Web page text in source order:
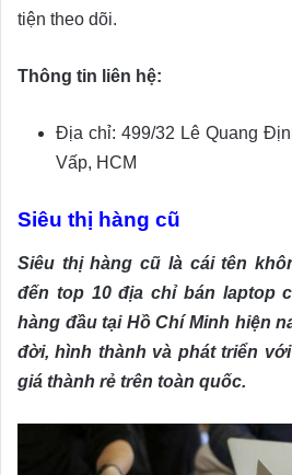
tiện theo dõi.
Thông tin liên hệ:
Địa chỉ: 499/32 Lê Quang
Vấp, HCM
Siêu thị hàng cũ
Siêu thị hàng cũ là cái tên
đến top 10 địa chỉ bán laptop
hàng đầu tại Hồ Chí Minh hiện
đời, hình thành và phát triển
giá thành rẻ trên toàn quốc.